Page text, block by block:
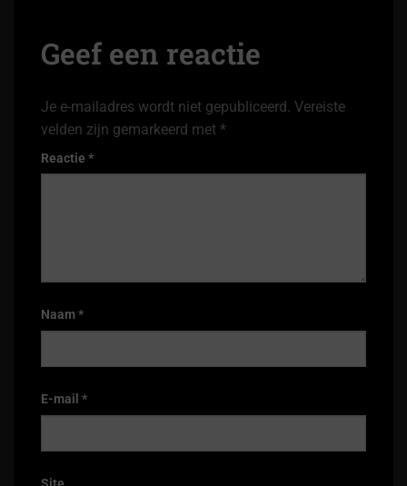
Geef een reactie
Je e-mailadres wordt niet gepubliceerd. Vereiste
velden zijn gemarkeerd met *
Reactie *
Naam*
E-mail *